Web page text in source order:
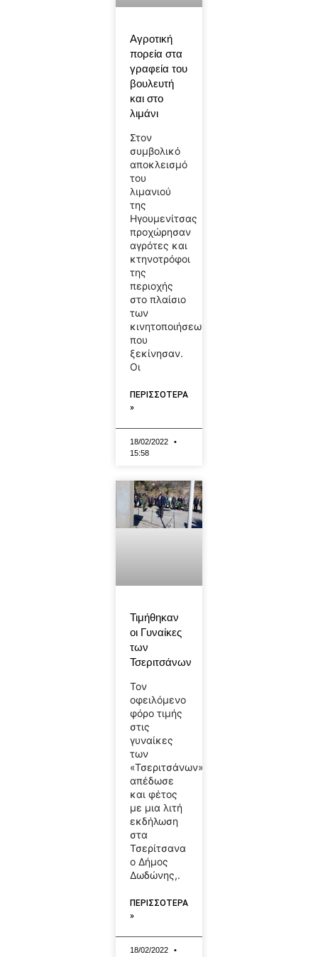
Αγροτική
πορεία στα
γραφεία του
βουλευτή
και στο
λιμάνι
Στον
συμβολικό
αποκλεισμό
του
λιμανιού
της
Ηγουμενίτσας
προχώρησαν
αγρότες και
κτηνοτρόφοι
της
περιοχής
στο πλαίσιο
των
κινητοποιήσεων
που
ξεκίνησαν.
Οι
ΠΕΡΙΣΣΟΤΕΡΑ
»
18/02/2022
15:58
Τιμήθηκαν
οι Γυναίκες
των
Τσεριτσάνων
Τον
οφειλόμενο
φόρο τιμής
στις
γυναίκες
των
«Τσεριτσάνων»
απέδωσε
και φέτος
με μια λιτή
εκδήλωση
στα
Τσερίτσανα
ο Δήμος
Δωδώνης,.
ΠΕΡΙΣΣΟΤΕΡΑ
»
18/02/2022